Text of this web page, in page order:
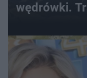
wędrówki.